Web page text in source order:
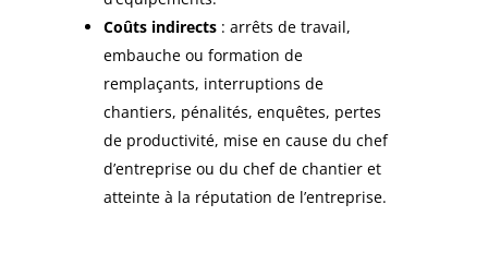
Coûts indirects: arrêts de travail,
embauche ou formation de
remplaçants, interruptions de
chantiers, pénalités, enquêtes, pertes
de productivité, mise en cause du chef
d’entreprise ou du chef de chantier et
atteinte à la réputation de l’entreprise.